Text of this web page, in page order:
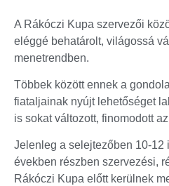
A Rákóczi Kupa szervezői
eléggé behatárolt, világossá
menetrendben.
Többek között ennek a
fiataljainak nyújt lehetőséget
is sokat változott, finomodott
Jelenleg a selejtezőben 10-12
években részben szervezési,
Rákóczi Kupa előtt kerülnek